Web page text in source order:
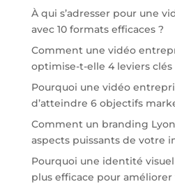
À qui s’adresser pour une
avec 10 formats efficaces ?
Comment une vidéo
optimise-t-elle 4 leviers
Pourquoi une vidéo
d’atteindre 6 objectifs
Comment un branding
aspects puissants de votre
Pourquoi une identité
plus efficace pour